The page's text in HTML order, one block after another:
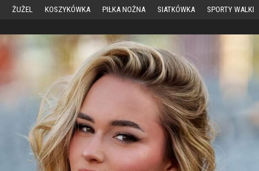
ŻUŻEL KOSZYKÓWKA PIŁKA NOŻNA SIATKÓWKA SPORTY WALKI